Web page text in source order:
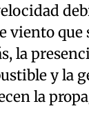
viento que
la
y la
la